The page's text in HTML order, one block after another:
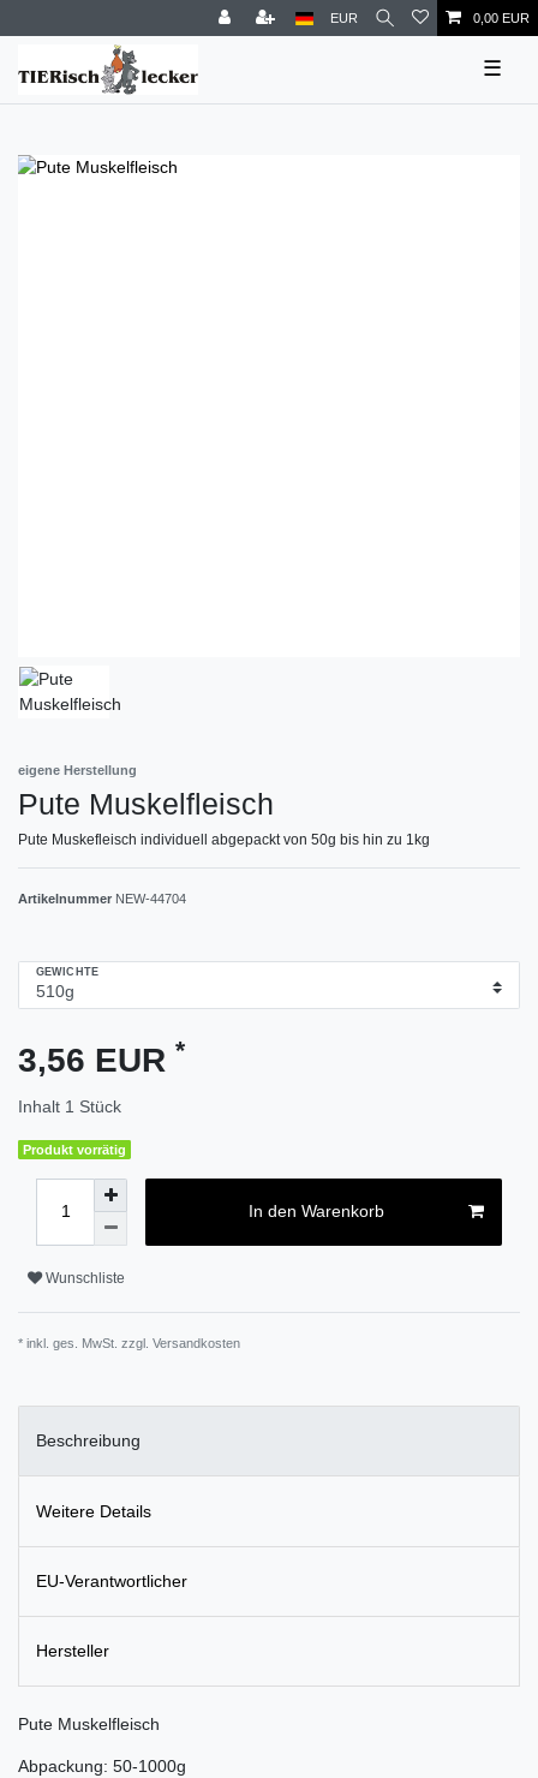
EUR 0,00 EUR
☰
eigene Herstellung
Pute Muskelfleisch
Pute Muskefleisch individuell abgepackt von 50g bis hin zu 1kg
Artikelnummer NEW-44704
GEWICHTE
3,56 EUR *
Inhalt 1 Stück
Produkt vorrätig
In den Warenkorb
Wunschliste
* inkl. ges. MwSt. zzgl. Versandkosten
Beschreibung
Weitere Details
EU-Verantwortlicher
Hersteller
Pute Muskelfleisch
Abpackung: 50-1000g